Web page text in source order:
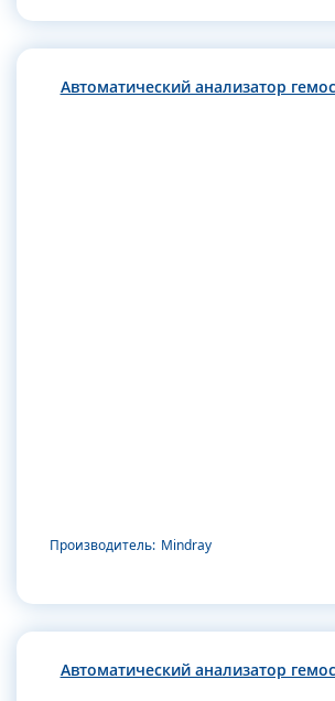
Автоматический анализатор
Производитель: Mindray
Автоматический анализатор